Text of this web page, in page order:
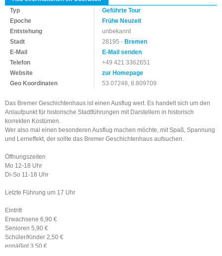
Typ
Geführte Tour
Epoche
Frühe Neuzeit
Entstehung
unbekannt
Stadt
28195 - Bremen
E-Mail
E-Mail senden
Telefon
+49 421 3362651
Website
zur Homepage
Geo Koordinaten
53.07248, 8.809709
Das Bremer Geschichtenhaus ist einen Ausflug wert. Es handelt sich um den
Anlaufpunkt für historische Stadtführungen mit Darstellern in historisch
korrekten Kostümen.
Wer also mal einen besonderen Ausflug machen möchte, mit Spaß, Spannung
und Lerneffekt, der sollte das Bremer Geschichtenhaus aufsuchen.
Öffnungszeiten
Mo 12-18 Uhr
Di-So 11-18 Uhr
Letzte Führung um 17 Uhr
Eintritt
Erwachsene 6,90 €
Senioren 5,90 €
Schüler/Kinder 2,50 €
ermäßigt 3,50 €